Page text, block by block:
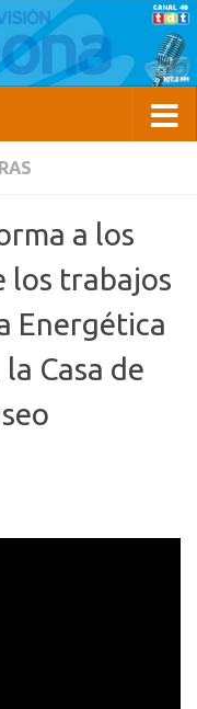
a los
los trabajos
Energética
Casa de